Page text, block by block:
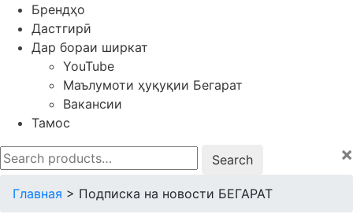
Брендҳо
Дастгирӣ
Дар бораи ширкат
YouTube
Маълумоти ҳуқуқии Бегарат
Вакансии
Тамос
Search
for:
×
Главная > Подписка на новости БЕГАРАТ